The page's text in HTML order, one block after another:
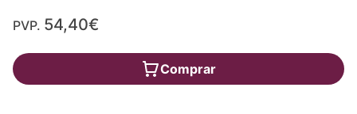
PVP. 54,40€
Comprar